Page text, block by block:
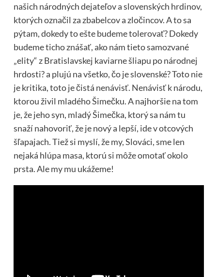
našich národných dejateľov a slovenských hrdinov,
ktorých označil za zbabelcov a zločincov. A to sa
pýtam, dokedy to ešte budeme tolerovať? Dokedy
budeme ticho znášať, ako nám tieto samozvané
„elity“ z Bratislavskej kaviarne šliapu po národnej
hrdosti? a plujú na všetko, čo je slovenské? Toto nie
je kritika, toto je čistá nenávisť. Nenávisť k národu,
ktorou živil mladého Šimečku. A najhoršie na tom
je, že jeho syn, mladý Šimečka, ktorý sa nám tu
snaží nahovoriť, že je nový a lepší, ide v otcových
šľapajach. Tiež si myslí, že my, Slováci, sme len
nejaká hlúpa masa, ktorú si môže omotať okolo
prsta. Ale my mu ukážeme!